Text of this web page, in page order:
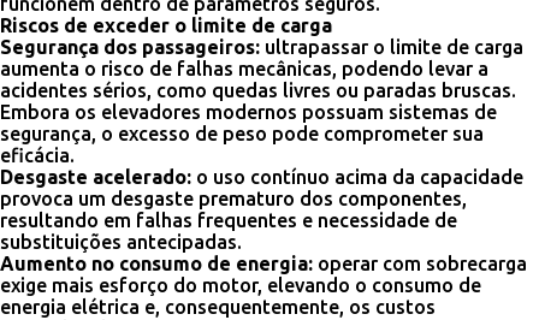
Riscos de exceder o limite de carga
Segurança dos passageiros: ultrapassar o limite de carga
aumenta o risco de falhas mecânicas, podendo levar a
acidentes sérios, como quedas livres ou paradas bruscas.
Embora os elevadores modernos possuam sistemas de
segurança, o excesso de peso pode comprometer sua
eficácia.
Desgaste acelerado: o uso contínuo acima da capacidade
provoca um desgaste prematuro dos componentes,
resultando em falhas frequentes e necessidade de
substituições antecipadas.
Aumento no consumo de energia: operar com sobrecarga
exige mais esforço do motor, elevando o consumo de
energia elétrica e, consequentemente, os custos